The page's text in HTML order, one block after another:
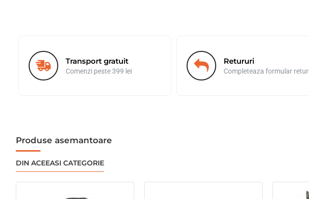
Transport gratuit
Comenzi peste 399 lei
Retururi
Completeaza formular retur
Produse asemantoare
DIN ACEEASI CATEGORIE